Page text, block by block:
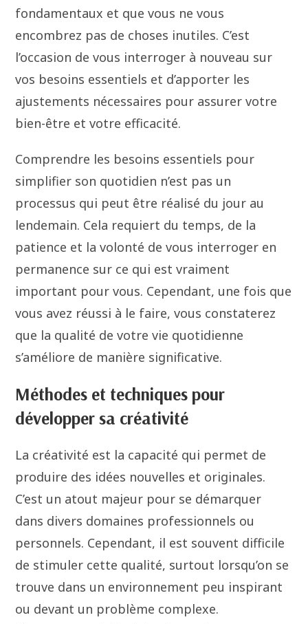
fondamentaux et que vous ne vous
encombrez pas de choses inutiles. C’est
l’occasion de vous interroger à nouveau sur
vos besoins essentiels et d’apporter les
ajustements nécessaires pour assurer votre
bien-être et votre efficacité.
Comprendre les besoins essentiels pour
simplifier son quotidien n’est pas un
processus qui peut être réalisé du jour au
lendemain. Cela requiert du temps, de la
patience et la volonté de vous interroger en
permanence sur ce qui est vraiment
important pour vous. Cependant, une fois que
vous avez réussi à le faire, vous constaterez
que la qualité de votre vie quotidienne
s’améliore de manière significative.
Méthodes et techniques pour
développer sa créativité
La créativité est la capacité qui permet de
produire des idées nouvelles et originales.
C’est un atout majeur pour se démarquer
dans divers domaines professionnels ou
personnels. Cependant, il est souvent difficile
de stimuler cette qualité, surtout lorsqu’on se
trouve dans un environnement peu inspirant
ou devant un problème complexe.